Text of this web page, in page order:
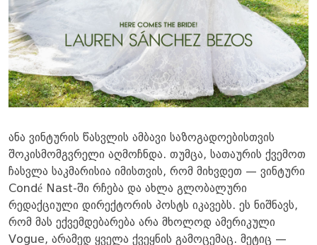
ანა ვინტურის წასვლის ამბავი საზოგადოებისთვის
შოკისმომგვრელი აღმოჩნდა. თუმცა, სათაურის ქვემოთ
ჩასვლა საკმარისია იმისთვის, რომ მიხვდეთ — ვინტური
Condé Nast-ში რჩება და ახლა გლობალური
რედაქციული დირექტორის პოსტს იკავებს. ეს ნიშნავს,
რომ მას ექვემდებარება არა მხოლოდ ამერიკული
Vogue, არამედ ყველა ქვეყნის გამოცემაც. მეტიც —